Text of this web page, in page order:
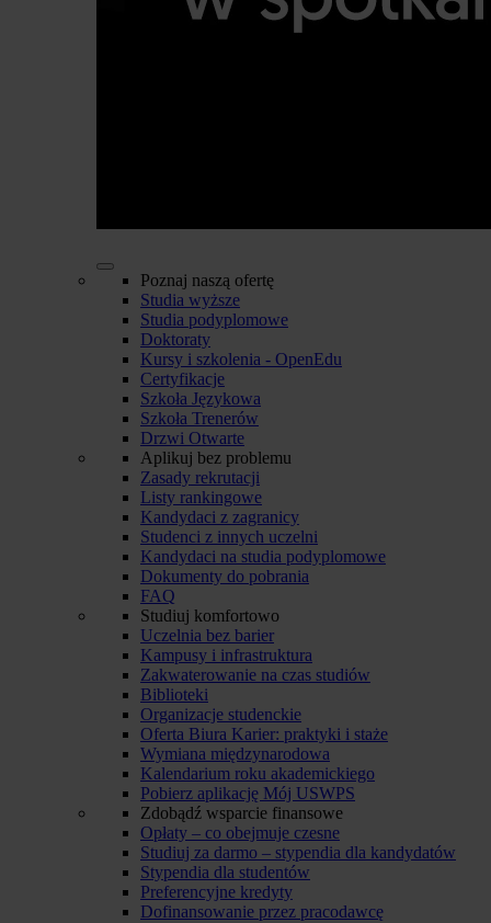
Poznaj naszą ofertę
Studia wyższe
Studia podyplomowe
Doktoraty
Kursy i szkolenia - OpenEdu
Certyfikacje
Szkoła Językowa
Szkoła Trenerów
Drzwi Otwarte
Aplikuj bez problemu
Zasady rekrutacji
Listy rankingowe
Kandydaci z zagranicy
Studenci z innych uczelni
Kandydaci na studia podyplomowe
Dokumenty do pobrania
FAQ
Studiuj komfortowo
Uczelnia bez barier
Kampusy i infrastruktura
Zakwaterowanie na czas studiów
Biblioteki
Organizacje studenckie
Oferta Biura Karier: praktyki i staże
Wymiana międzynarodowa
Kalendarium roku akademickiego
Pobierz aplikację Mój USWPS
Zdobądź wsparcie finansowe
Opłaty – co obejmuje czesne
Studiuj za darmo – stypendia dla kandydatów
Stypendia dla studentów
Preferencyjne kredyty
Dofinansowanie przez pracodawcę